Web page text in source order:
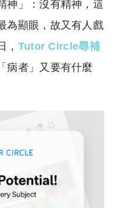
k
p
神」：沒有精神，這
為顯眼，故又有人戲
， Tutor Circle尋補
病者」又要有什麼